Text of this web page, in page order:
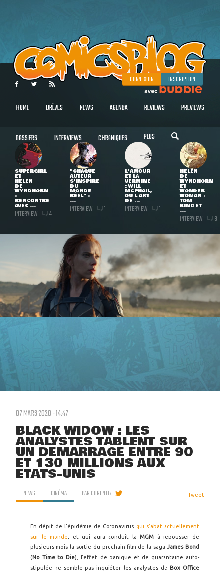
CONNEXION INSCRIPTION
HOME BRÈVES NEWS AGENDA REVIEWS PREVIEWS
DOSSIERS INTERVIEWS CHRONIQUES PLUS
SUPERGIRL
ET
HELEN
DE
WYNDHORN
:
RENCONTRE
AVEC ...
INTERVIEW 4
"CHAQUE
AUTEUR
S'INSPIRE
DU
MONDE
RÉEL" :
...
INTERVIEW 1
L'AMOUR
ET LA
VERMINE
: WILL
MCPHAIL,
OU L'ART
DE ...
INTERVIEW 1
HELEN
DE
WYNDHORN
ET
WONDER
WOMAN :
TOM
KING ET
...
INTERVIEW 3
07 MARS 2020 - 14:47
BLACK WIDOW : LES
ANALYSTES TABLENT SUR
UN DÉMARRAGE ENTRE 90
ET 130 MILLIONS AUX
ETATS-UNIS
NEWS CINÉMA PARCORENTIN Tweet
En dépit de l'épidémie de Coronavirus qui s'abat actuellement
sur le monde
, et qui aura conduit la MGMà repousser de
plusieurs mois la sortie du prochain film de la sagaJames Bond
(No Time to Die), l'effet de panique et de quarantaine auto-
stipulée ne semble pas inquiéter les analystes de Box Office